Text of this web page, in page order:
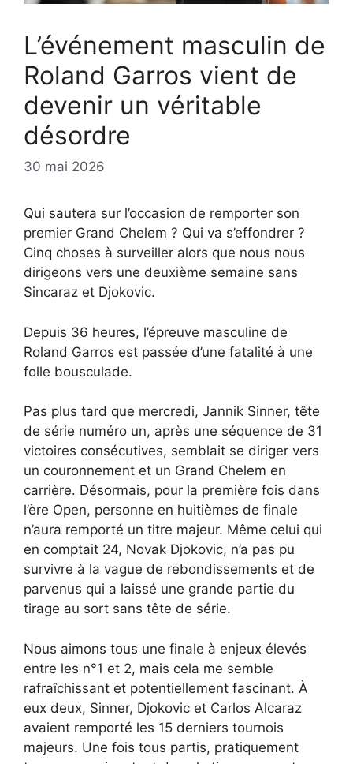
L’événement masculin de
Roland Garros vient de
devenir un véritable
désordre
30 mai 2026
Qui sautera sur l’occasion de remporter son
premier Grand Chelem ? Qui va s’effondrer ?
Cinq choses à surveiller alors que nous nous
dirigeons vers une deuxième semaine sans
Sincaraz et Djokovic.
Depuis 36 heures, l’épreuve masculine de
Roland Garros est passée d’une fatalité à une
folle bousculade.
Pas plus tard que mercredi, Jannik Sinner, tête
de série numéro un, après une séquence de 31
victoires consécutives, semblait se diriger vers
un couronnement et un Grand Chelem en
carrière. Désormais, pour la première fois dans
l’ère Open, personne en huitièmes de finale
n’aura remporté un titre majeur. Même celui qui
en comptait 24, Novak Djokovic, n’a pas pu
survivre à la vague de rebondissements et de
parvenus qui a laissé une grande partie du
tirage au sort sans tête de série.
Nous aimons tous une finale à enjeux élevés
entre les n°1 et 2, mais cela me semble
rafraîchissant et potentiellement fascinant. À
eux deux, Sinner, Djokovic et Carlos Alcaraz
avaient remporté les 15 derniers tournois
majeurs. Une fois tous partis, pratiquement